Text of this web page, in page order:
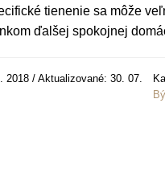
tienenie sa môže
ďalšej spokojnej
2018 / Aktualizované: 30. 07.